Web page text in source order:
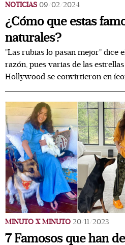
NOTICIAS 09/02/2024
¿Cómo que estas
naturales?
"Las rubias lo pasan mejor" dice
razón, pues varias de las
Hollywood se convirtieron en
MINUTO X MINUTO 20/11/2023
7 Famosos que han